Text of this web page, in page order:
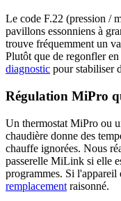
Le code F.22 (pression /
pavillons essonniens à
trouve fréquemment un
Plutôt que de regonfler
diagnostic pour stabiliser
Régulation MiPro
Un thermostat MiPro ou
chaudière donne des
chauffe ignorées. Nous
passerelle MiLink si elle
programmes. Si l'appareil
remplacement raisonné.